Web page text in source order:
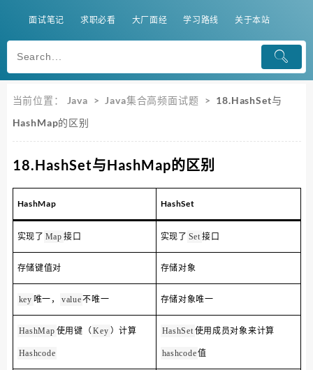
面试笔记 求职必看 大厂面经 学习路线 关于本站
当前位置： Java > Java集合高频面试题 > 18.HashSet与
HashMap的区别
18.HashSet与HashMap的区别
HashMap HashSet
实现了 Map 接口 实现了 Set 接口
存储键值对 存储对象
key 唯一， value不唯一 存储对象唯一
HashMap 使用键（Key ）计算
Hashcode
HashSet 使用成员对象来计算
hashcode值